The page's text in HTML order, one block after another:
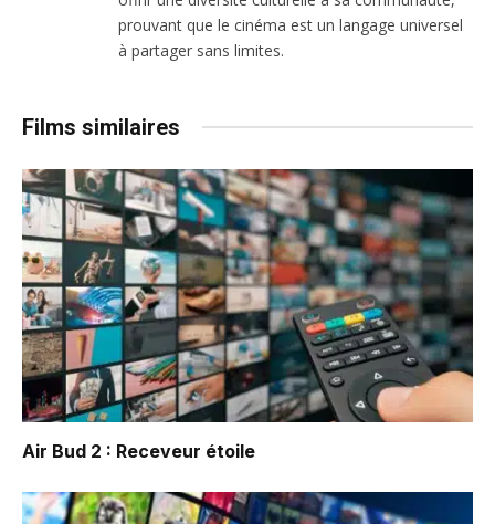
prouvant que le cinéma est un langage universel
à partager sans limites.
Films similaires
Air Bud 2 : Receveur étoile